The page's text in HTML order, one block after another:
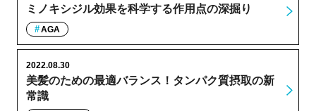
ミノキシジル効果を科学する作用点の深掘り
AGA
美髪のための最適バランス！タンパク質摂取の新
常識
2022.08.30